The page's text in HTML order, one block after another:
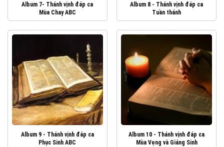
Album 7- Thánh vịnh đáp ca
Mùa Chay ABC
Album 8 - Thánh vịnh đáp ca
Tuần thánh
Album 9 - Thánh vịnh đáp ca
Phục Sinh ABC
Album 10 - Thánh vịnh đáp ca
Mùa Vọng và Giáng Sinh